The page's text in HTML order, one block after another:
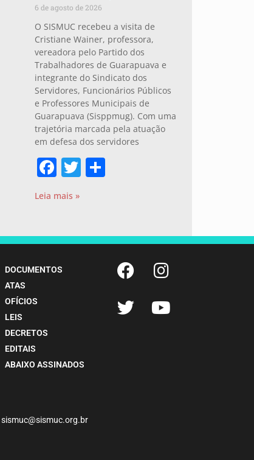
6 de agosto de 2026
O SISMUC recebeu a visita de
Cristiane Wainer, professora,
vereadora pelo Partido dos
Trabalhadores de Guarapuava e
integrante do Sindicato dos
Servidores, Funcionários Públicos
e Professores Municipais de
Guarapuava (Sisppmug). Com uma
trajetória marcada pela atuação
em defesa dos servidores
Facebook
Twitter
Leia mais »
DOCUMENTOS
ATAS
OFÍCIOS
LEIS
DECRETOS
EDITAIS
ABAIXO ASSINADOS